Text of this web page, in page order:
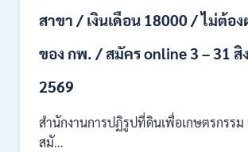
ของ
/
–
28780
สาขา / เงินเดือน 18000 / ไม่ต้อ
ของ กพ. / สมัคร online 3 – 31 สิ
2569
สำนักงานการปฏิรูปที่ดินเพื่อเกษตรกรรม
สมั…